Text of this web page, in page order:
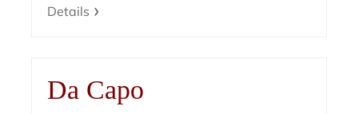
Details
Da Capo